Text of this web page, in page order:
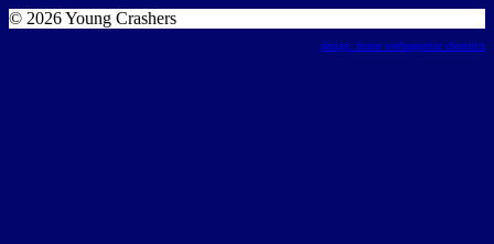
© 2026 Young Crashers
design: future werbeagentur chemnitz